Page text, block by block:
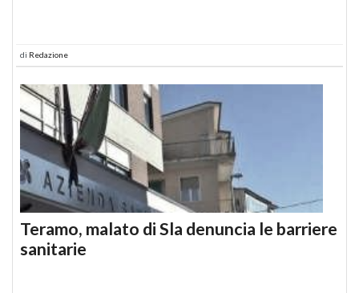
di Redazione
Teramo, malato di Sla denuncia le barriere
sanitarie